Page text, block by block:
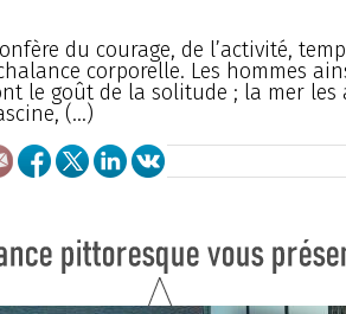
du courage, de l’activité,
corporelle. Les hommes
le goût de la solitude ; la mer les
(…)